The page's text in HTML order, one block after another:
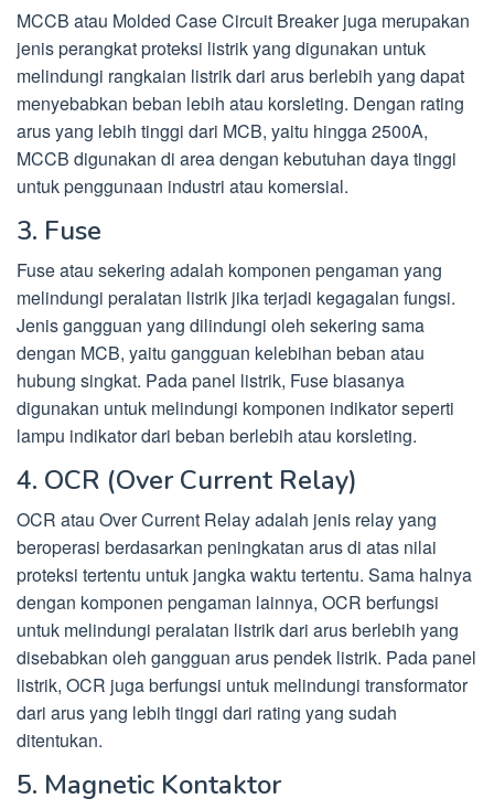
MCCB atau Molded Case Circuit Breaker juga merupakan
jenis perangkat proteksi listrik yang digunakan untuk
melindungi rangkaian listrik dari arus berlebih yang dapat
menyebabkan beban lebih atau korsleting. Dengan rating
arus yang lebih tinggi dari MCB, yaitu hingga 2500A,
MCCB digunakan di area dengan kebutuhan daya tinggi
untuk penggunaan industri atau komersial.
3. Fuse
Fuse atau sekering adalah komponen pengaman yang
melindungi peralatan listrik jika terjadi kegagalan fungsi.
Jenis gangguan yang dilindungi oleh sekering sama
dengan MCB, yaitu gangguan kelebihan beban atau
hubung singkat. Pada panel listrik, Fuse biasanya
digunakan untuk melindungi komponen indikator seperti
lampu indikator dari beban berlebih atau korsleting.
4. OCR (Over Current Relay)
OCR atau Over Current Relay adalah jenis relay yang
beroperasi berdasarkan peningkatan arus di atas nilai
proteksi tertentu untuk jangka waktu tertentu. Sama halnya
dengan komponen pengaman lainnya, OCR berfungsi
untuk melindungi peralatan listrik dari arus berlebih yang
disebabkan oleh gangguan arus pendek listrik. Pada panel
listrik, OCR juga berfungsi untuk melindungi transformator
dari arus yang lebih tinggi dari rating yang sudah
ditentukan.
5. Magnetic Kontaktor